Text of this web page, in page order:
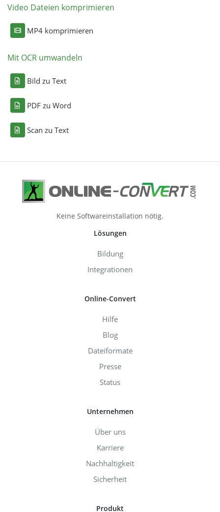
Video Dateien komprimieren
MP4 komprimieren
Mit OCR umwandeln
Bild zu Text
PDF zu Word
Scan zu Text
Keine Softwareinstallation nötig.
Lösungen
Bildung
Integrationen
Online-Convert
Hilfe
Blog
Dateiformate
Presse
Status
Unternehmen
Über uns
Karriere
Nachhaltigkeit
Sicherheit
Produkt